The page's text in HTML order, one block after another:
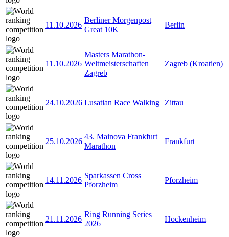
11.10.2026
Berliner Morgenpost
Great 10K
Berlin
11.10.2026
Masters Marathon-
Weltmeisterschaften
Zagreb
Zagreb (Kroatien)
24.10.2026 Lusatian Race Walking Zittau
25.10.2026
43. Mainova Frankfurt
Marathon
Frankfurt
14.11.2026
Sparkassen Cross
Pforzheim
Pforzheim
21.11.2026
Ring Running Series
2026
Hockenheim